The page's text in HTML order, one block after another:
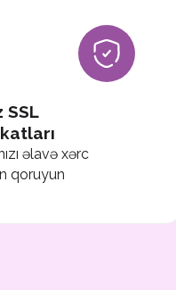
SSL
əlavə xərc
qoruyun